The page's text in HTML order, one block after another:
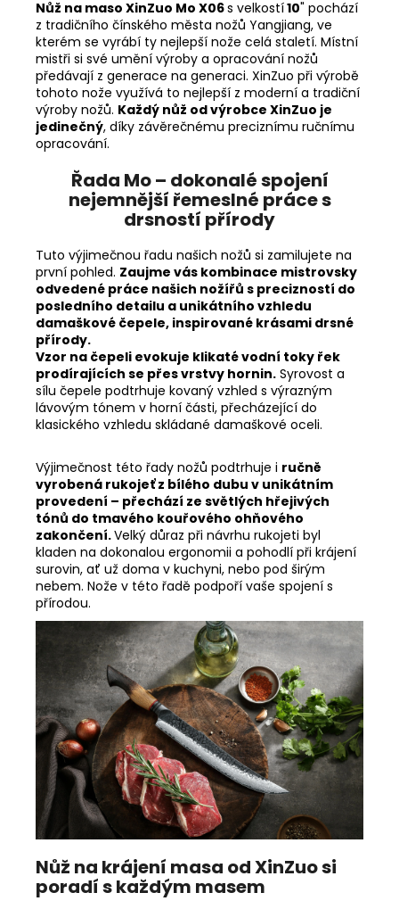
Nůž na maso XinZuo Mo X06s velkostí10" pochází
z tradičního čínského města nožů Yangjiang, ve
kterém se vyrábí ty nejlepší nože celá staletí. Místní
mistři si své umění výroby a opracování nožů
předávají z generace na generaci. XinZuo při výrobě
tohoto nože využívá to nejlepší z moderní a tradiční
výroby nožů. Každý nůž od výrobce XinZuo je
jedinečný, díky závěrečnému preciznímu ručnímu
opracování.
Řada Mo – dokonalé spojení
nejemnější řemeslné práce s
drsností přírody
Tuto výjimečnou řadu našich nožů si zamilujete na
první pohled. Zaujme vás kombinace mistrovsky
odvedené práce našich nožířů s precizností do
posledního detailu a unikátního vzhledu
damaškové čepele, inspirované krásami drsné
přírody.
Vzor na čepeli evokuje klikaté vodní toky řek
prodírajících se přes vrstvy hornin. Syrovost a
sílu čepele podtrhuje kovaný vzhled s výrazným
lávovým tónem v horní části, přecházející do
klasického vzhledu skládané damaškové oceli.
Výjimečnost této řady nožů podtrhuje i ručně
vyrobená rukojeť z bílého dubu v unikátním
provedení – přechází ze světlých hřejivých
tónů do tmavého kouřového ohňového
zakončení.Velký důraz při návrhu rukojeti byl
kladen na dokonalou ergonomii a pohodlí při krájení
surovin, ať už doma v kuchyni, nebo pod širým
nebem. Nože v této řadě podpoří vaše spojení s
přírodou.
Nůž na krájení masa od XinZuo si
poradí s každým masem